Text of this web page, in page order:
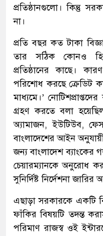
প্রতিষ্ঠানগুলো। কিন্তু
না।
প্রতি বছর কত টাকা
তার সঠিক কোনও
প্রতিষ্ঠানের কাছে।
পরিশোধ করছে ক্রেডিট
মাধ্যমে।’
গ্রহণ করতে বলা
অ্যামাজন, ইউটিউব,
বাংলাদেশের আইন
জন্য বাংলাদেশ ব্যাংকের
চেয়ারম্যানকে অনুরোধ
সুনির্দিষ্ট নির্দেশনা
এছাড়া সরকারকে একটি
ফাঁকির বিষয়টি তদন্ত
পরিমাণ রাজস্ব ওই